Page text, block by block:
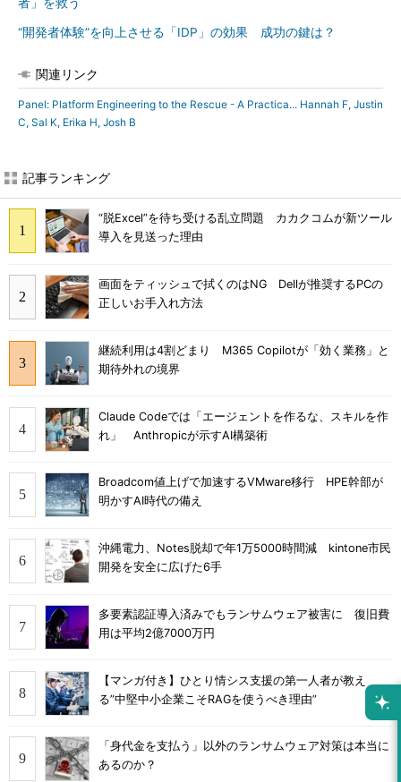
“開発者体験”を向上させる「IDP」の効果 成功の鍵は？
関連リンク
Panel: Platform Engineering to the Rescue - A Practica... Hannah F, Justin
C, Sal K, Erika H, Josh B
記事ランキング
“脱Excel”を待ち受ける乱立問題 カカクコムが新ツール
導入を見送った理由
画面をティッシュで拭くのはNG Dellが推奨するPCの
正しいお手入れ方法
継続利用は4割どまり M365 Copilotが「効く業務」と
期待外れの境界
Claude Codeでは「エージェントを作るな、スキルを作
れ」 Anthropicが示すAI構築術
Broadcom値上げで加速するVMware移行 HPE幹部が
明かすAI時代の備え
沖縄電力、Notes脱却で年1万5000時間減 kintone市民
開発を安全に広げた6手
多要素認証導入済みでもランサムウェア被害に 復旧費
用は平均2億7000万円
【マンガ付き】ひとり情シス支援の第一人者が教え
る”中堅中小企業こそRAGを使うべき理由”
「身代金を支払う」以外のランサムウェア対策は本当に
あるのか？